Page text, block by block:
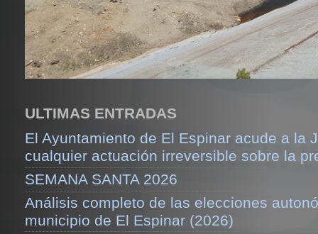
ULTIMAS ENTRADAS
El Ayuntamiento de El Espinar acude a la
cualquier actuación irreversible sobre la
SEMANA SANTA 2026
Análisis completo de las elecciones
municipio de El Espinar (2026)